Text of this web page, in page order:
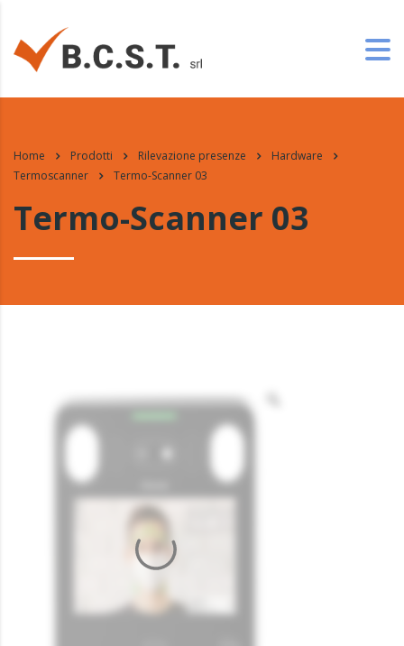
Home Prodotti Rilevazione presenze
Hardware
Termoscanner
Termo-Scanner 03
Termo-Scanner 03